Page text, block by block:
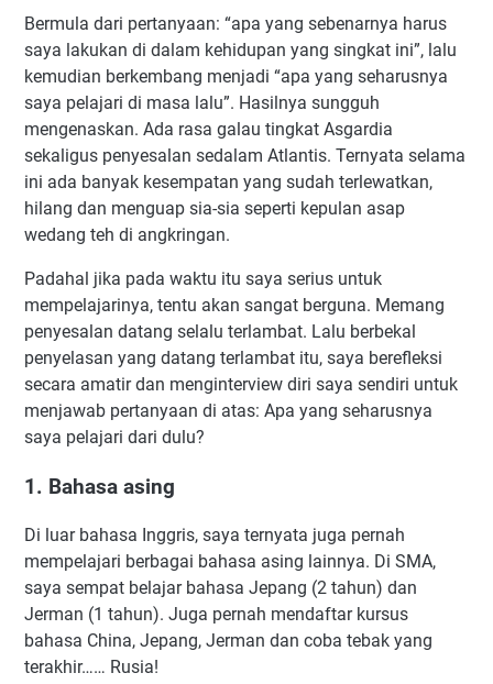
Bermula dari pertanyaan: “apa yang sebenarnya harus
saya lakukan di dalam kehidupan yang singkat ini”, lalu
kemudian berkembang menjadi “apa yang seharusnya
saya pelajari di masa lalu”. Hasilnya sungguh
mengenaskan. Ada rasa galau tingkat Asgardia
sekaligus penyesalan sedalam Atlantis. Ternyata selama
ini ada banyak kesempatan yang sudah terlewatkan,
hilang dan menguap sia-sia seperti kepulan asap
wedang teh di angkringan.
Padahal jika pada waktu itu saya serius untuk
mempelajarinya, tentu akan sangat berguna. Memang
penyesalan datang selalu terlambat. Lalu berbekal
penyelasan yang datang terlambat itu, saya berefleksi
secara amatir dan menginterview diri saya sendiri untuk
menjawab pertanyaan di atas: Apa yang seharusnya
saya pelajari dari dulu?
1. Bahasa asing
Di luar bahasa Inggris, saya ternyata juga pernah
mempelajari berbagai bahasa asing lainnya. Di SMA,
saya sempat belajar bahasa Jepang (2 tahun) dan
Jerman (1 tahun). Juga pernah mendaftar kursus
bahasa China, Jepang, Jerman dan coba tebak yang
terakhir…… Rusia!